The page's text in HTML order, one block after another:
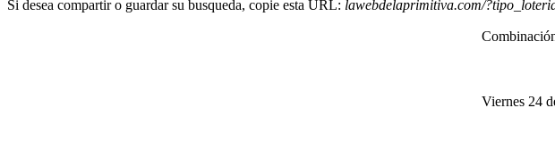
Si desea compartir o guardar su busqueda, copie esta URL: lawebdelaprimitiva.com/
Viernes 24